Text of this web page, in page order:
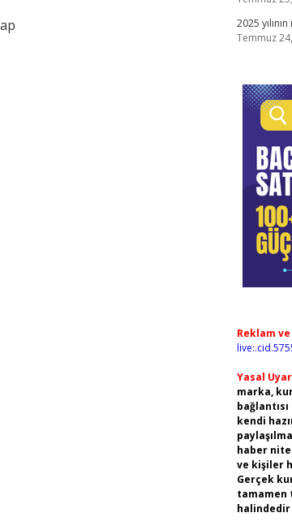
2025
Temmuz
Reklam
Yasal
marka,
kendi
haber
ve kişiler
Gerçek
tamamen
halindedir